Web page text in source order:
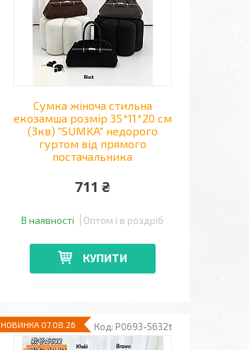
Сумка жіноча стильна
екозамша розмір 35*11*20 см
(3кв) "SUMKA" недорого
гуртом від прямого
постачальника
711 ₴
В наявності Оптом і в роздріб
КУПИТИ
P0693-5632t
НОВИНКА 07.08.26